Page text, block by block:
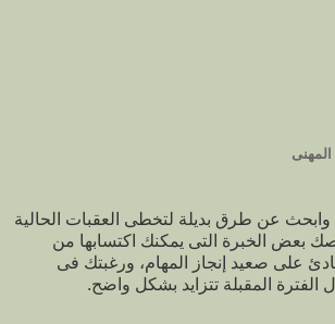
وابحث عن طرق بديلة لتخطى العقبات الحالية
بعض الخبرة التى يمكنك اكتسابها من
على صعيد إنجاز المهام، ورغبتك فى
الفترة المقبلة تتزايد بشكل واضح.